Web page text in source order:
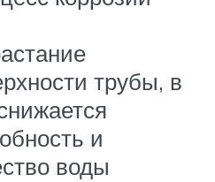
трубы, в
и
воды